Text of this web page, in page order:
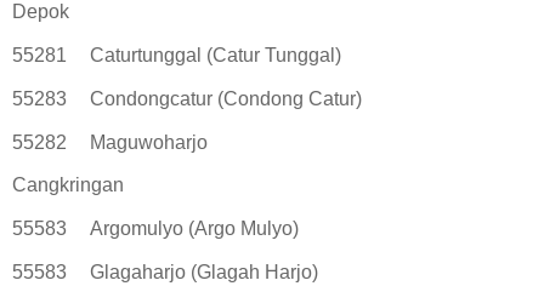
Depok
55281 Caturtunggal (Catur Tunggal)
55283 Condongcatur (Condong Catur)
55282 Maguwoharjo
Cangkringan
55583 Argomulyo (Argo Mulyo)
55583 Glagaharjo (Glagah Harjo)